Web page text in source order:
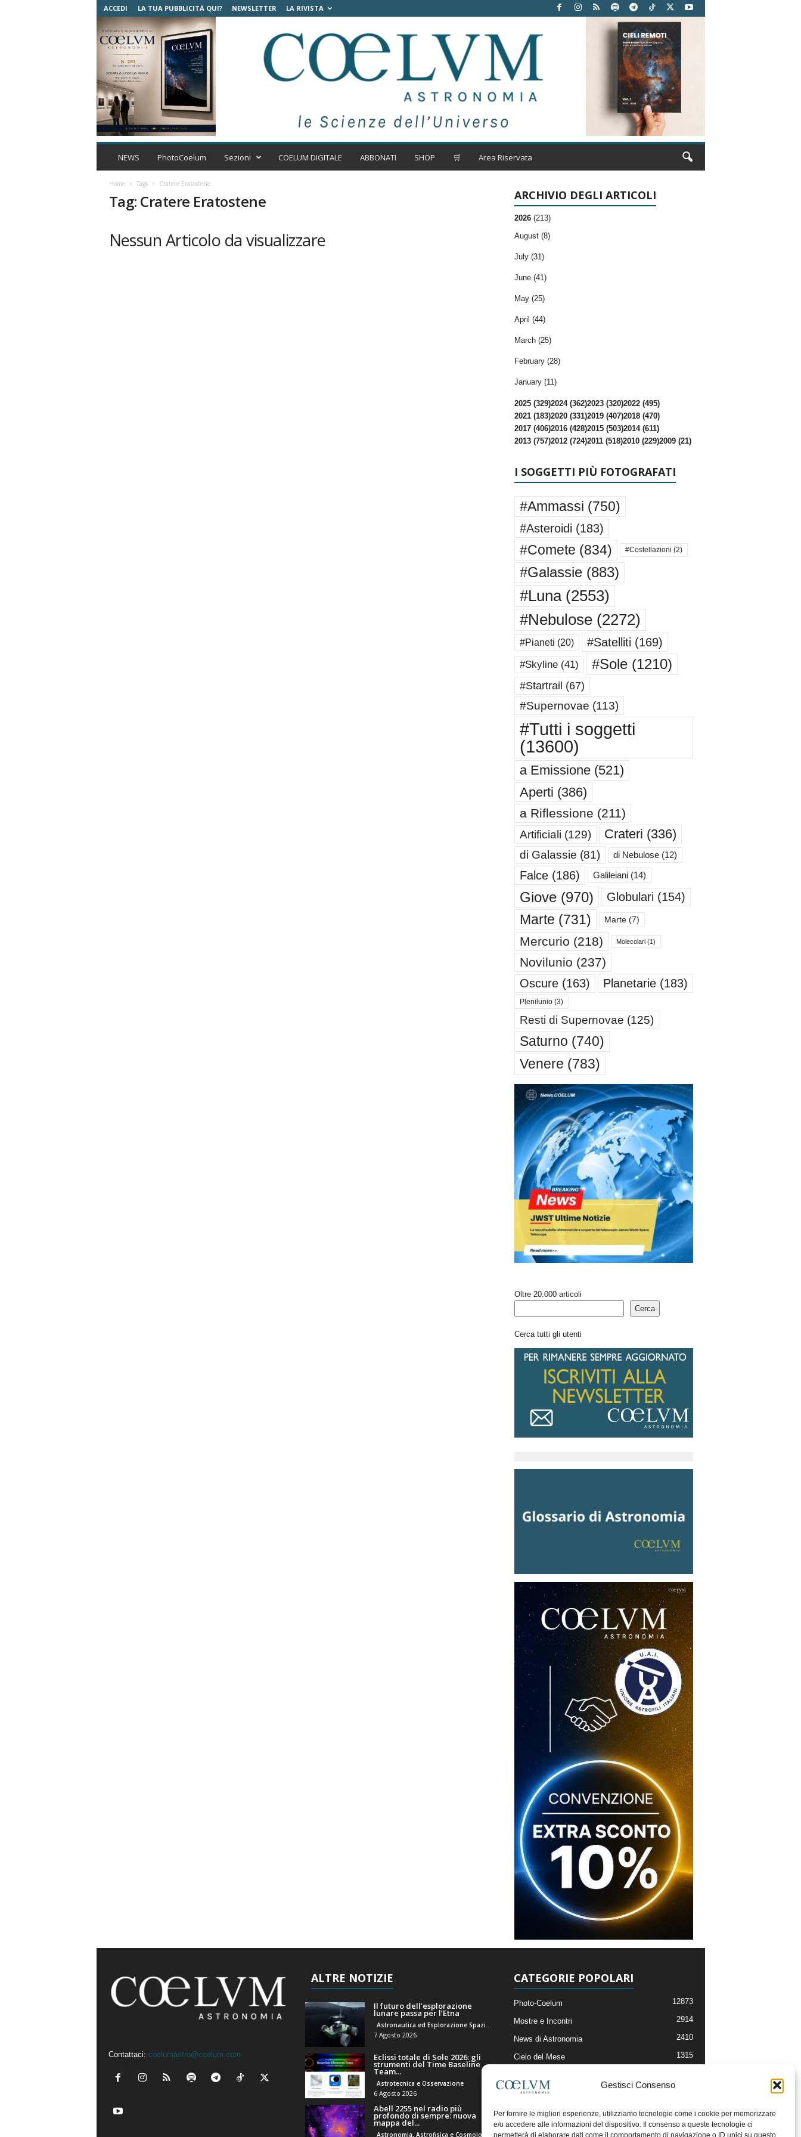
Gestisci Consenso
Per fornire le migliori esperienze, utilizziamo tecnologie come i cookie per memorizzare
e/o accedere alle informazioni del dispositivo. Il consenso a queste tecnologie ci
permetterà di elaborare dati come il comportamento di navigazione o ID unici su questo
ACCEDI LA TUA PUBBLICITÀ QUI? NEWSLETTER LA RIVISTA
C
m
t
NEWS PhotoCoelum Sezioni COELUM DIGITALE ABBONATI SHOP 🛒 Area Riservata
Home Tags Cratere Eratostene
Tag: Cratere Eratostene
Nessun Articolo da visualizzare
ARCHIVIO DEGLI ARTICOLI
2026 (213)
August (8)
July (31)
June (41)
May (25)
April (44)
March (25)
February (28)
January (11)
2025 (329)2024 (362)2023 (320)2022 (495)
2021 (183)2020 (331)2019 (407)2018 (470)
2017 (406)2016 (428)2015 (503)2014 (611)
2013 (757)2012 (724)2011 (518)2010 (229)2009 (21)
I SOGGETTI PIÙ FOTOGRAFATI
#Ammassi (750)
#Asteroidi (183)
#Comete (834) #Costellazioni (2)
#Galassie(883)
#Luna(2553)
#Nebulose(2272)
#Pianeti (20) #Satelliti (169)
#Skyline(41) #Sole(1210)
#Startrail (67)
#Supernovae (113)
#Tutti i soggetti
(13600)
a Emissione(521)
Aperti (386)
a Riflessione (211)
Artificiali (129) Crateri (336)
di Galassie (81) di Nebulose(12)
Falce(186) Galileiani(14)
Giove(970) Globulari (154)
Marte (731) Marte(7)
Mercurio (218) Molecolari(1)
Novilunio (237)
Oscure(163) Planetarie(183)
Plenilunio(3)
Resti di Supernovae (125)
Saturno (740)
Venere (783)
Oltre 20.000 articoli
Cerca
Cerca tutti gli utenti
Contattaci: coelumastro@coelum.com
ALTRE NOTIZIE
Il futuro dell’esplorazione
lunare passa per l’Etna
Astronautica ed Esplorazione Spaziale
7 Agosto 2026
Eclissi totale di Sole 2026: gli
strumenti del Time Baseline
Team...
Astrotecnica e Osservazione
6 Agosto 2026
Abell 2255 nel radio più
profondo di sempre: nuova
mappa del...
Astronomia, Astrofisica e Cosmologia
CATEGORIE POPOLARI
Photo-Coelum 12873
Mostre e Incontri 2914
News di Astronomia 2410
Cielo del Mese 1315
Articoli e Risorse On-Line
Il Blog della Redazione